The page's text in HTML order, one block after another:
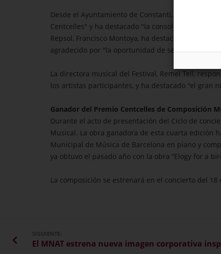
Desde el Ayuntamiento de Constantí, la concejala
Centcelles" y ha destacado "la consolidación del
Repsol, Francisco Montoya, ha destacado "el
agradecido por "la oportunidad de seguir
La directora musical del Festival, Remei Tell,
los artistas participantes, y ha destacado "el gran
Ganador del Premio Centcelles de Composición
Durante el acto de presentación del Ciclo de
Musical. La obra ganadora de esta cuarta edición
Municipal de Música de Barcelona en piano y
ya obtuvo el pasado año con la obra “Elogy for a
La composición se estrenará en el concierto del
SIGUIENTE: